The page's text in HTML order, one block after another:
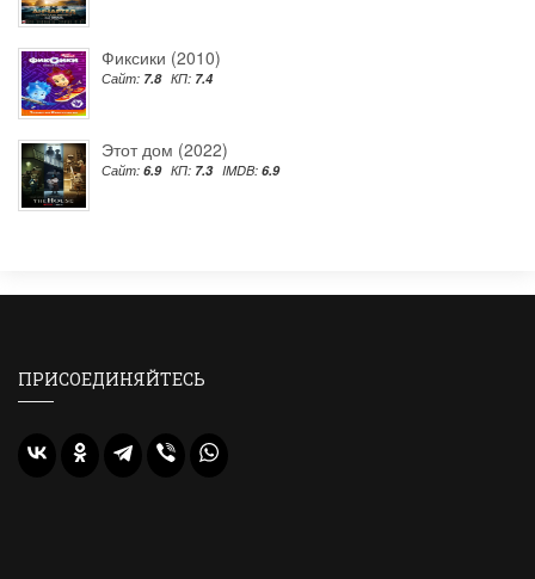
Фиксики (2010)
Сайт: 7.8 КП: 7.4
Этот дом (2022)
Сайт: 6.9 КП: 7.3 IMDB: 6.9
ПРИСОЕДИНЯЙТЕСЬ